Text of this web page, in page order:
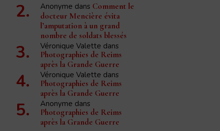
Anonyme dans Comment le
docteur Mencière évita
l’amputation à un grand
nombre de soldats blessés
Véronique Valette dans
Photographies de Reims
après la Grande Guerre
Véronique Valette dans
Photographies de Reims
après la Grande Guerre
Anonyme dans
Photographies de Reims
après la Grande Guerre